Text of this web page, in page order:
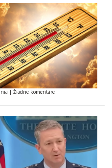
| Žiadne komentáre